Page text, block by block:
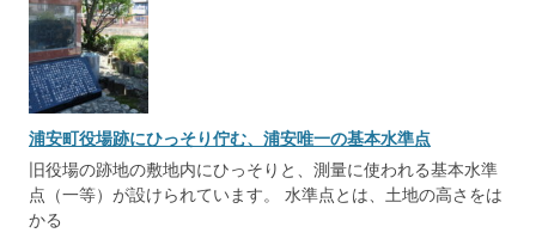
ゲ
ー
シ
ョ
ン
浦安町役場跡にひっそり佇む、浦安唯一の基本水準点
旧役場の跡地の敷地内にひっそりと、測量に使われる基本水準
点（一等）が設けられています。 水準点とは、土地の高さをは
かる